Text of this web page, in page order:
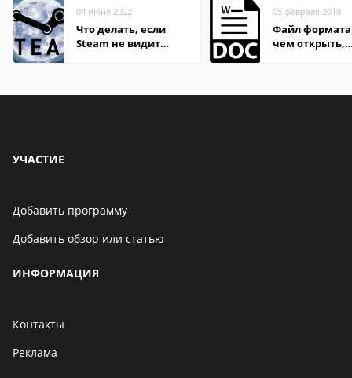
04 июня 2022
Что делать, если
Steam не видит
05 февраля 2019
Файл формата
чем открыть,
УЧАСТИЕ
Добавить программу
Добавить обзор или статью
ИНФОРМАЦИЯ
Контакты
Реклама